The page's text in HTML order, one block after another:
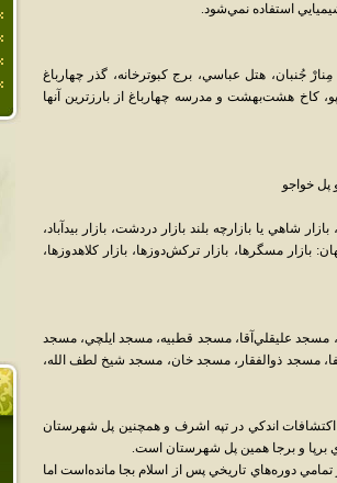
استفاده نمي‌شود.
جُنبان، هتل عباسي، برج کبوترخانه، گذر چهارباغ
کاخ هشت‌بهشت و مدرسه چهارباغ از بارزترين آنها
پل خواجو
شاهي يا بازارچه بلند بازار دردشت، بازار بيدآباد،
بازار مسگرها، بازار ترکش‌دوزها، بازار کلاهدوزها،
عليقلي‌آقا، مسجد قطبيه، مسجد ايلچي، مسجد
مسجد ذوالفقار، مسجد خان، مسجد شيخ لطف الله،
اکتشافات اندکي در تپه اشرف و همچنين پل شهرستان
برپا و برجا همين پل شهرستان است.
دوره‌هاي تاريخي پس از اسلام بجا مانده‌است اما